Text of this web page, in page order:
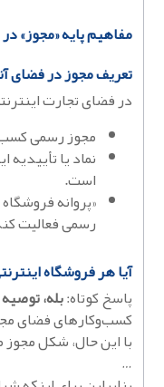
مفاهیم پایه «مجوز»
تعریف مجوز در فضای
در فضای تجارت
مجوز رسمی
است.
«پروانه
رسمی فعالیت
آیا هر فروشگاه
پاسخ کوتاه:بله،
کسب‌وکارهای فضای
با این حال، شکل
…